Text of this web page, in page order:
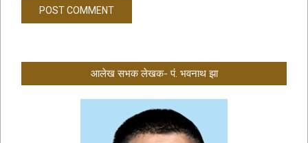
आलेख सभक लेखक- पं. भवनाथ झा